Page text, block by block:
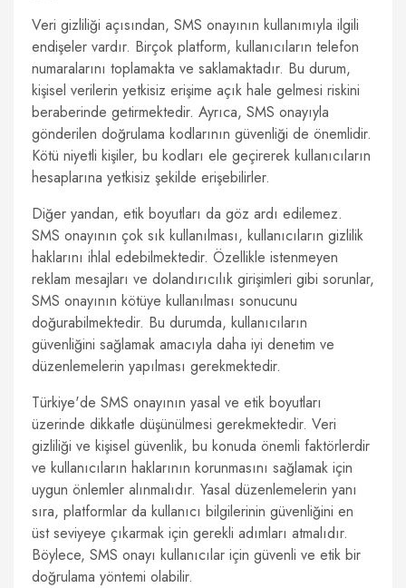
Veri gizliliği açısından, SMS onayının kullanımıyla ilgili
endişeler vardır. Birçok platform, kullanıcıların telefon
numaralarını toplamakta ve saklamaktadır. Bu durum,
kişisel verilerin yetkisiz erişime açık hale gelmesi riskini
beraberinde getirmektedir. Ayrıca, SMS onayıyla
gönderilen doğrulama kodlarının güvenliği de önemlidir.
Kötü niyetli kişiler, bu kodları ele geçirerek kullanıcıların
hesaplarına yetkisiz şekilde erişebilirler.
Diğer yandan, etik boyutları da göz ardı edilemez.
SMS onayının çok sık kullanılması, kullanıcıların gizlilik
haklarını ihlal edebilmektedir. Özellikle istenmeyen
reklam mesajları ve dolandırıcılık girişimleri gibi sorunlar,
SMS onayının kötüye kullanılması sonucunu
doğurabilmektedir. Bu durumda, kullanıcıların
güvenliğini sağlamak amacıyla daha iyi denetim ve
düzenlemelerin yapılması gerekmektedir.
Türkiye'de SMS onayının yasal ve etik boyutları
üzerinde dikkatle düşünülmesi gerekmektedir. Veri
gizliliği ve kişisel güvenlik, bu konuda önemli faktörlerdir
ve kullanıcıların haklarının korunmasını sağlamak için
uygun önlemler alınmalıdır. Yasal düzenlemelerin yanı
sıra, platformlar da kullanıcı bilgilerinin güvenliğini en
üst seviyeye çıkarmak için gerekli adımları atmalıdır.
Böylece, SMS onayı kullanıcılar için güvenli ve etik bir
doğrulama yöntemi olabilir.